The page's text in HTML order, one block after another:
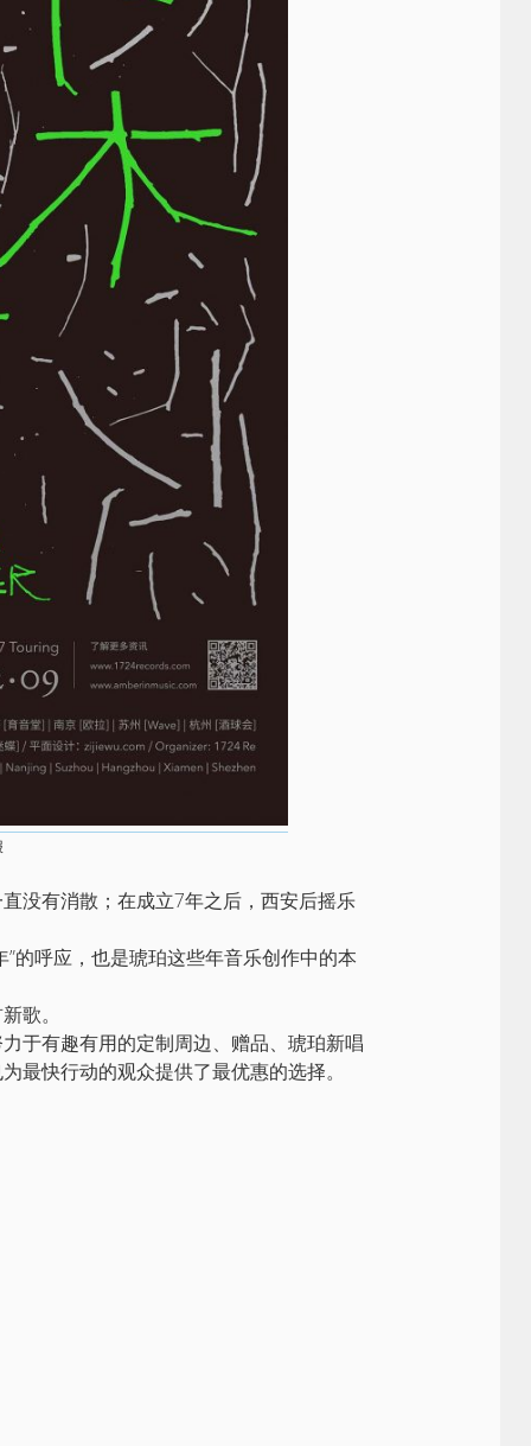
没有消散；在成立7年之后，西安后摇乐
的呼应，也是琥珀这些年音乐创作中的本
歌。
于有趣有用的定制周边、赠品、琥珀新唱
最快行动的观众提供了最优惠的选择。